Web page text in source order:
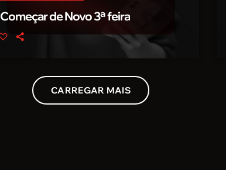
Começar de Novo 3ª feira
CARREGAR MAIS